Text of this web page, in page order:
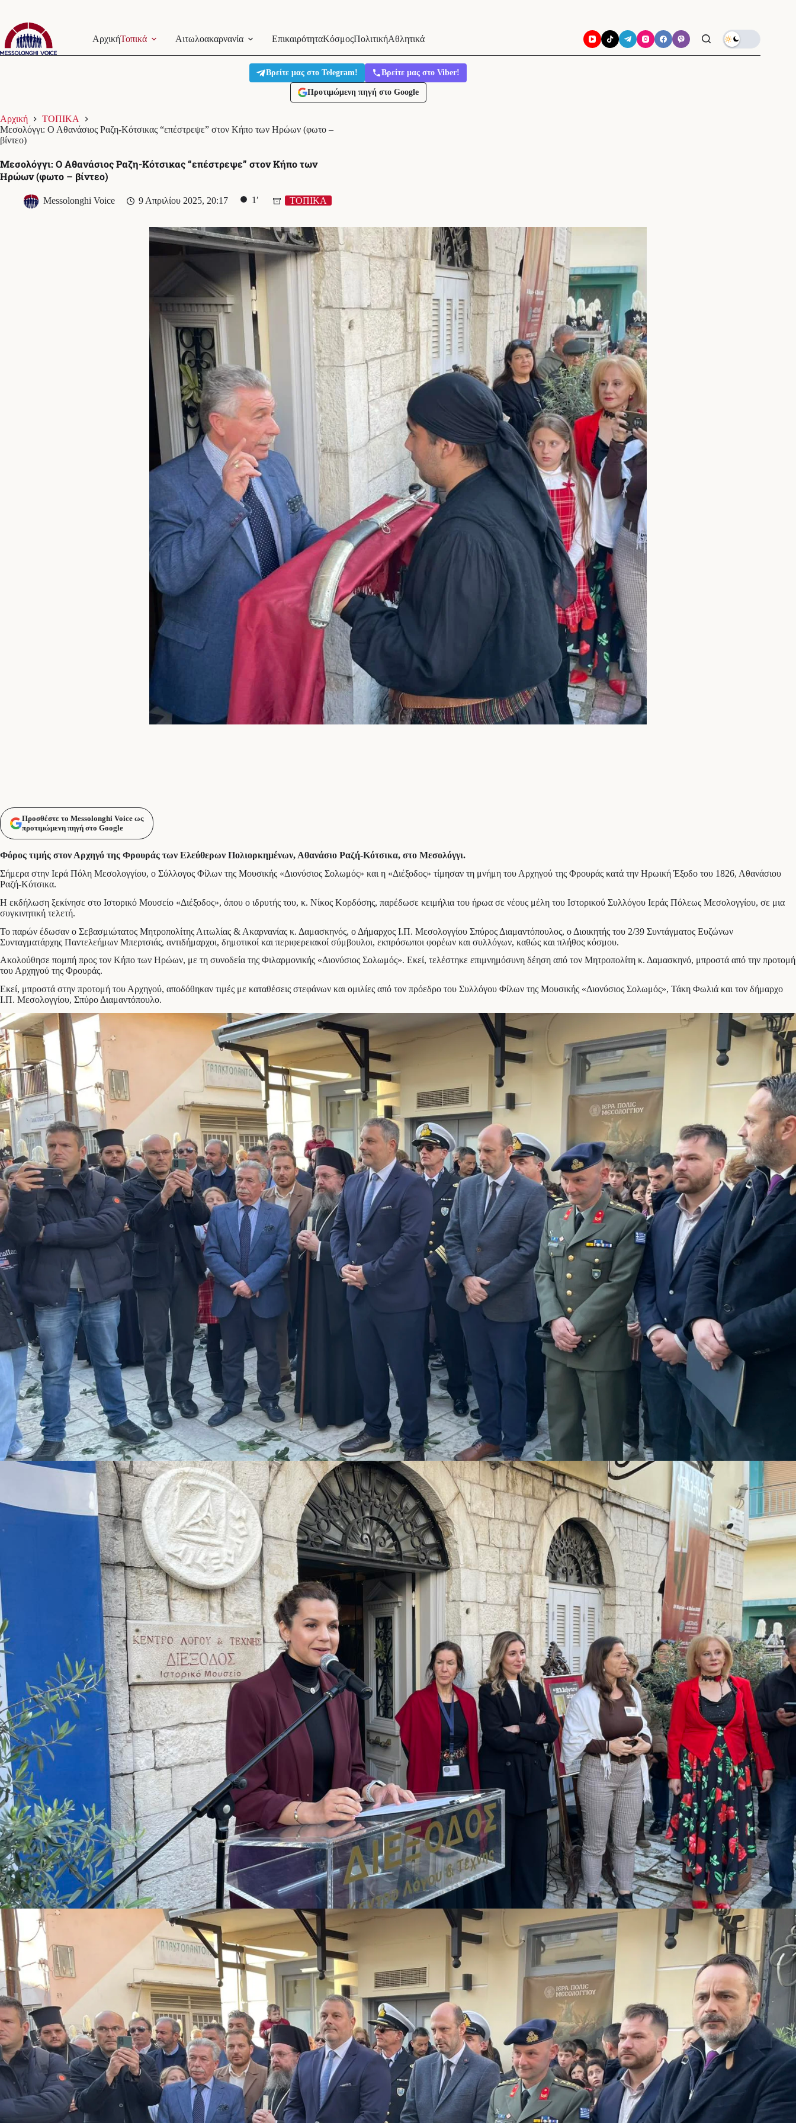
Μετάβαση
στο
περιεχόμενο
ΑρχικήΤοπικά Αιτωλοακαρνανία ΕπικαιρότηταΚόσμοςΠολιτικήΑθλητικά
Βρείτε μας στο Telegram! Βρείτε μας στο Viber!
Προτιμώμενη πηγή στο Google
Αρχική
ΤΟΠΙΚΑ
Μεσολόγγι: Ο Αθανάσιος Ραζη-Κότσικας “επέστρεψε” στον Κήπο των Ηρώων (φωτο –
βίντεο)
Μεσολόγγι: Ο Αθανάσιος Ραζη-Κότσικας “επέστρεψε” στον Κήπο των
Ηρώων (φωτο – βίντεο)
Messolonghi Voice 9 Απριλίου 2025, 20:17 1′ ΤΟΠΙΚΑ
Προσθέστε το Messolonghi Voice ως
προτιμώμενη πηγή στο Google
Φόρος τιμής στον Αρχηγό της Φρουράς των Ελεύθερων Πολιορκημένων, Αθανάσιο Ραζή-Κότσικα, στο Μεσολόγγι.
Σήμερα στην Ιερά Πόλη Μεσολογγίου, ο Σύλλογος Φίλων της Μουσικής «Διονύσιος Σολωμός» και η «Διέξοδος» τίμησαν τη μνήμη του Αρχηγού της Φρουράς κατά την Ηρωική Έξοδο του 1826, Αθανάσιου
Ραζή-Κότσικα.
Η εκδήλωση ξεκίνησε στο Ιστορικό Μουσείο «Διέξοδος», όπου ο ιδρυτής του, κ. Νίκος Κορδόσης, παρέδωσε κειμήλια του ήρωα σε νέους μέλη του Ιστορικού Συλλόγου Ιεράς Πόλεως Μεσολογγίου, σε μια
συγκινητική τελετή.
Το παρών έδωσαν ο Σεβασμιώτατος Μητροπολίτης Αιτωλίας & Ακαρνανίας κ. Δαμασκηνός, ο Δήμαρχος Ι.Π. Μεσολογγίου Σπύρος Διαμαντόπουλος, ο Διοικητής του 2/39 Συντάγματος Ευζώνων
Συνταγματάρχης Παντελεήμων Μπερτσιάς, αντιδήμαρχοι, δημοτικοί και περιφερειακοί σύμβουλοι, εκπρόσωποι φορέων και συλλόγων, καθώς και πλήθος κόσμου.
Ακολούθησε πομπή προς τον Κήπο των Ηρώων, με τη συνοδεία της Φιλαρμονικής «Διονύσιος Σολωμός». Εκεί, τελέστηκε επιμνημόσυνη δέηση από τον Μητροπολίτη κ. Δαμασκηνό, μπροστά από την προτομή
του Αρχηγού της Φρουράς.
Εκεί, μπροστά στην προτομή του Αρχηγού, αποδόθηκαν τιμές με καταθέσεις στεφάνων και ομιλίες από τον πρόεδρο του Συλλόγου Φίλων της Μουσικής «Διονύσιος Σολωμός», Τάκη Φωλιά και τον δήμαρχο
Ι.Π. Μεσολογγίου, Σπύρο Διαμαντόπουλο.